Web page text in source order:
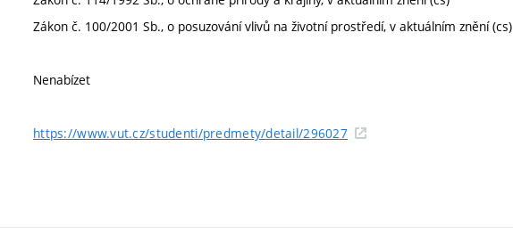
Zákon č. 100/2001 Sb., o posuzování vlivů na životní prostředí, v aktuálním znění (cs)
Nenabízet
https://www.vut.cz/studenti/predmety/detail/296027